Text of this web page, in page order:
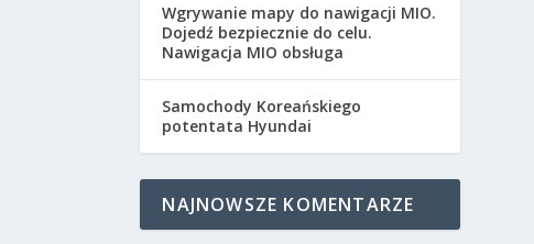
Wgrywanie mapy do nawigacji MIO.
Dojedź bezpiecznie do celu.
Nawigacja MIO obsługa
Samochody Koreańskiego
potentata Hyundai
NAJNOWSZE KOMENTARZE